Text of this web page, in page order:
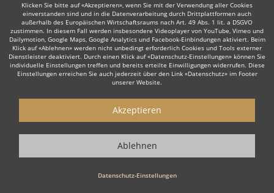
Wie funktioniert's?
1. Kostenlos anfragen
Starten Sie mit dem Button 'Kostenlos anfragen' eine Anfrage an die für
Button finden Sie auf den jeweiligen Künstler-Profil-Seiten der Redner.
Sie erhalten Angebote Ihrer angefragten Redner. Nutzen Sie die
Funktionen der eventpeppers-Plattform oder telefonieren Sie direkt mit
Klicken Sie bitte auf «Akzeptieren», wenn Sie mit der Verwendung aller Cookies
einverstanden sind und in die Datenverarbeitung durch Drittplattformen auch
außerhalb des Europäischen Wirtschaftsraums nach Art. 49 Abs. 1 lit. a DSGVO
zustimmen. In diesem Fall werden insbesondere Videoplayer von YouTube, Vimeo und
Dailymotion, Google Maps, Google Analytics und Facebook-Einbindungen aktiviert. Beim
Klick auf «Ablehnen» werden nicht unbedingt erforderlich Cookies und Tools externer
Dienstleister deaktiviert. Durch einen Klick auf «Datenschutz-Einstellungen» können Sie
individuelle Einstellungen treffen und bereits erteilte Einwilligungen widerrufen. Diese
Einstellungen erreichen Sie auch jederzeit über den Link «Datenschutz» im Footer
unserer Website.
Datenschutz-Einstellungen
Akzeptieren
Ablehnen